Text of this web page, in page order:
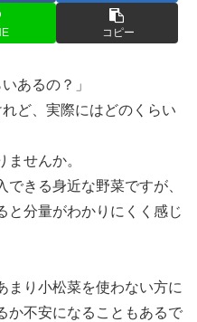
コピー
あるの？」
ど、実際にはどのくらい
せんか。
きる身近な野菜ですが、
と分量がわかりにくく感じ
まり小松菜を使わない方に
か不安になることもあるで